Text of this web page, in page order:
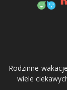
Rodzinne-
wiele